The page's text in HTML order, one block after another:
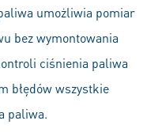
umożliwia pomiar
bez wymontowania
ciśnienia paliwa
błędów wszystkie
paliwa.